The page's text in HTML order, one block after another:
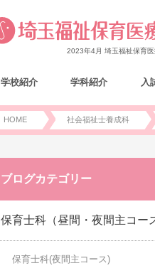
2023年4月 埼玉福祉保育
学校紹介 学科紹介 入
HOME 社会福祉士養成科
ブログカテゴリー
保育士科（昼間・夜間主コー
保育士科(夜間主コース)